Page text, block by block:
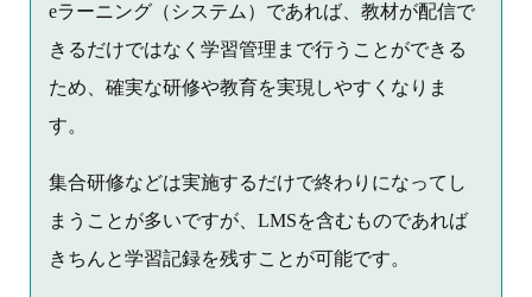
eラーニング（システム）であれば、教材が配信で
きるだけではなく学習管理まで行うことができる
ため、確実な研修や教育を実現しやすくなりま
す。
集合研修などは実施するだけで終わりになってし
まうことが多いですが、LMSを含むものであれば
きちんと学習記録を残すことが可能です。